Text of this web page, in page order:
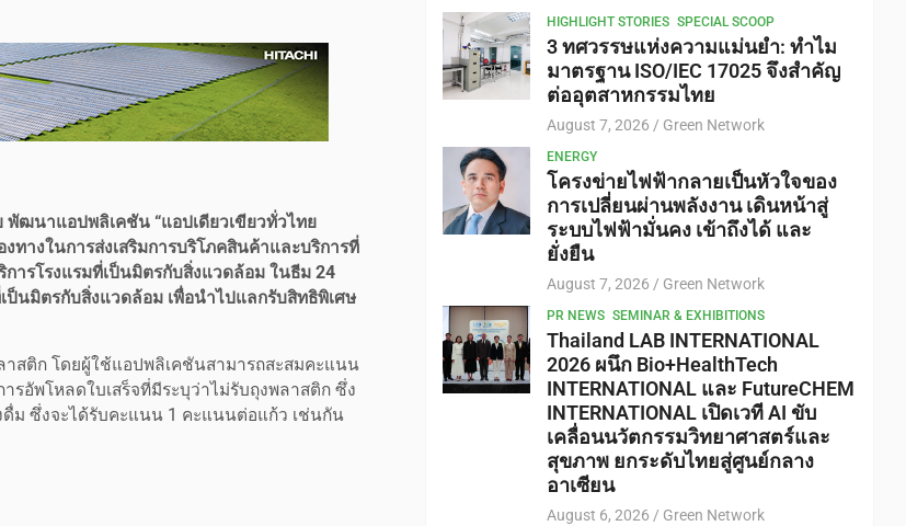
พัฒนาแอปพลิเคชัน “แอปเดียวเขียวทั่วไทย
ทางในการส่งเสริมการบริโภคสินค้าและบริการที่
ารโรงแรมที่เป็นมิตรกับสิ่งแวดล้อม ในธีม 24
นมิตรกับสิ่งแวดล้อม เพื่อนำไปแลกรับสิทธิพิเศษ
าสติก โดยผู้ใช้แอปพลิเคชันสามารถสะสมคะแนน
รอัพโหลดใบเสร็จที่มีระบุว่าไม่รับถุงพลาสติก ซึ่ง
ม ซึ่งจะได้รับคะแนน 1 คะแนนต่อแก้ว เช่นกัน
HIGHLIGHT STORIES SPECIAL SCOOP
3 ทศวรรษแห่งความแม่นยำ: ทำไม
มาตรฐาน ISO/IEC 17025 จึงสำคัญ
ต่ออุตสาหกรรมไทย
August 7, 2026 Green Network
ENERGY
โครงข่ายไฟฟ้ากลายเป็นหัวใจของ
การเปลี่ยนผ่านพลังงาน เดินหน้าสู่
ระบบไฟฟ้ามั่นคง เข้าถึงได้ และ
ยั่งยืน
August 7, 2026 Green Network
PR NEWS SEMINAR & EXHIBITIONS
Thailand LAB INTERNATIONAL
2026 ผนึก Bio+HealthTech
INTERNATIONAL และ FutureCHEM
INTERNATIONAL เปิดเวที AI ขับ
เคลื่อนนวัตกรรมวิทยาศาสตร์และ
สุขภาพ ยกระดับไทยสู่ศูนย์กลาง
อาเซียน
August 6, 2026 Green Network